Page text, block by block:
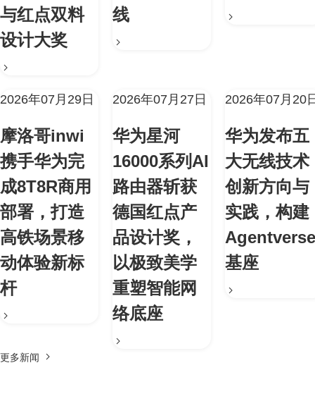
与红点双料
设计大奖
线
2026年07月29日
摩洛哥inwi
携手华为完
成8T8R商用
部署，打造
高铁场景移
动体验新标
杆
2026年07月27日
华为星河
16000系列AI
路由器斩获
德国红点产
品设计奖，
以极致美学
重塑智能网
络底座
2026年07月20
华为发布五
大无线技术
创新方向与
实践，构建
Agentverse
基座
更多新闻